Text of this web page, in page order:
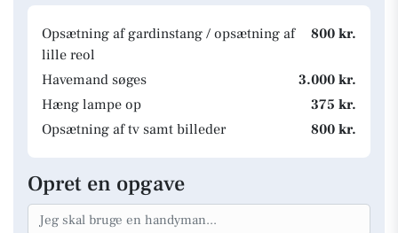
Opsætning af gardinstang / opsætning af
lille reol
800 kr.
Havemand søges
3.000 kr.
Hæng lampe op
375 kr.
Opsætning af tv samt billeder
800 kr.
Opret en opgave